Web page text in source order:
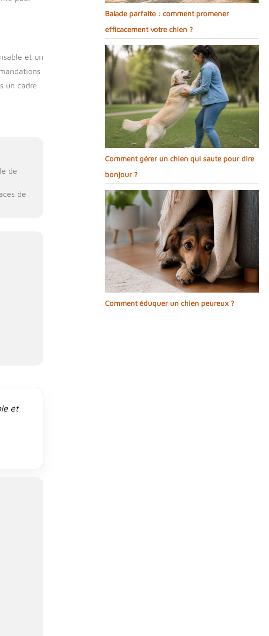
et un
un cadre
de
de
et
Balade parfaite : comment promener
efficacement votre chien ?
Comment gérer un chien qui saute pour dire
bonjour ?
Comment éduquer un chien peureux ?